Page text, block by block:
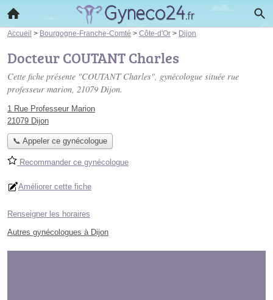
Accueil > Bourgogne-Franche-Comté > Côte-d'Or > Dijon
Docteur COUTANT Charles
Cette fiche présente "COUTANT Charles", gynécologue située rue
professeur marion, 21079 Dijon.
1 Rue Professeur Marion
21079 Dijon
📞 Appeler ce gynécologue
Recommander ce gynécologue
Améliorer cette fiche
Renseigner les horaires
Autres gynécologues à Dijon